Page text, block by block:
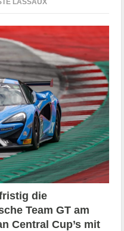
die
Team GT am
Central Cup’s mit